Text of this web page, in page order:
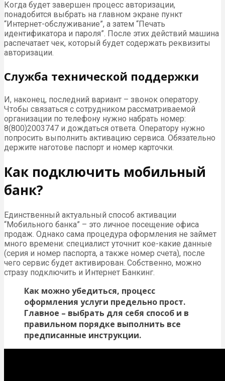
Когда будет завершен процесс авторизации,
понадобится выбрать на главном экране пункт
“Интернет-обслуживание”, а затем “Печать
идентификатора и пароля”. После этих действий машина
распечатает чек, который будет содержать реквизиты
авторизации.
Служба технической поддержки
И, наконец, последний вариант – звонок оператору.
Чтобы связаться с сотрудником рассматриваемой
организации по телефону нужно набрать номер:
8(800)2003747 и дождаться ответа. Оператору нужно
попросить выполнить активацию сервиса. Обязательно
держите наготове паспорт и номер карточки.
Как подключить мобильный
банк?
Единственный актуальный способ активации
“Мобильного банка” – это личное посещение офиса
продаж. Однако сама процедура оформления не займет
много времени: специалист уточнит кое-какие данные
(серия и номер паспорта, а также номер счета), после
чего сервис будет активирован. Собственно, можно
стразу подключить и Интернет Банкинг.
Как можно убедиться, процесс
оформления услуги предельно прост.
Главное – выбрать для себя способ и в
правильном порядке выполнить все
предписанные инструкции.